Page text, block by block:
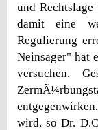
und
damit eine
Regulierung
Neinsager" hat
versuchen,
wird, so Dr.